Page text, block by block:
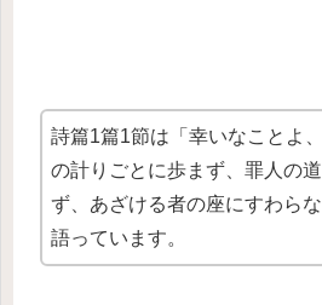
詩篇1篇1節は「幸いなことよ
の計りごとに歩まず、罪人の
ず、あざける者の座にすわら
語っています。